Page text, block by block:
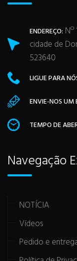
ENDEREÇO:
cidade de
523640
LIGUE PARA
ENVIE-NOS UM
TEMPO DE
Navegação
NOTÍCIA
Vídeos
Pedido e